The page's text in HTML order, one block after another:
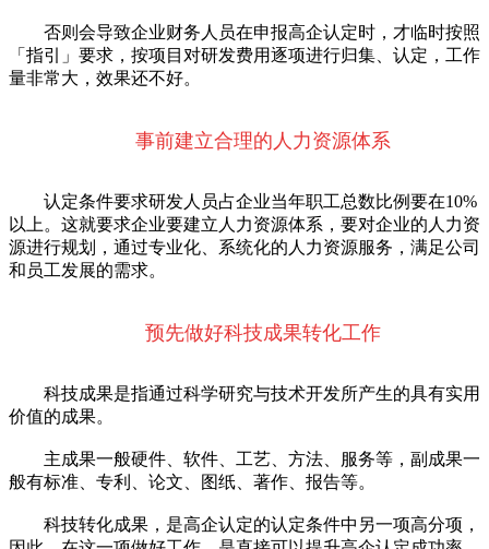
否则会导致企业财务人员在申报高企认定时，才临时按照
「指引」要求，按项目对研发费用逐项进行归集、认定，工作
量非常大，效果还不好。
事前建立合理的人力资源体系
认定条件要求研发人员占企业当年职工总数比例要在10%
以上。这就要求企业要建立人力资源体系，要对企业的人力资
源进行规划，通过专业化、系统化的人力资源服务，满足公司
和员工发展的需求。
预先做好科技成果转化工作
科技成果是指通过科学研究与技术开发所产生的具有实用
价值的成果。
主成果一般硬件、软件、工艺、方法、服务等，副成果一
般有标准、专利、论文、图纸、著作、报告等。
科技转化成果，是高企认定的认定条件中另一项高分项，